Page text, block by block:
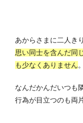
あからさまに二人き
思い同士を含んだ同
も少なくありません。
なんだかんだいつも
行為が目立つのも両